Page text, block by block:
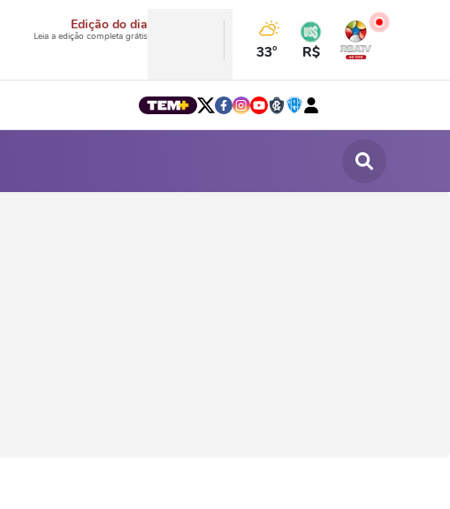
Edição do dia
Leia a edição completa grátis
33° R$